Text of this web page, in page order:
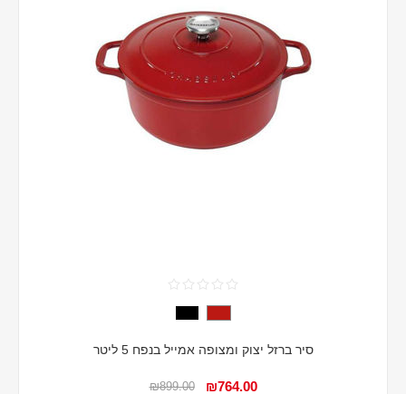
סיר ברזל יצוק ומצופה אמייל בנפח 5 ליטר
₪764.00
₪899.00